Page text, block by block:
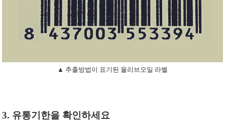
▲ 추출방법이 표기된 올리브오일 라벨
3. 유통기한을 확인하세요